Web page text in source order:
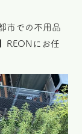
市での不用品
REONにお任